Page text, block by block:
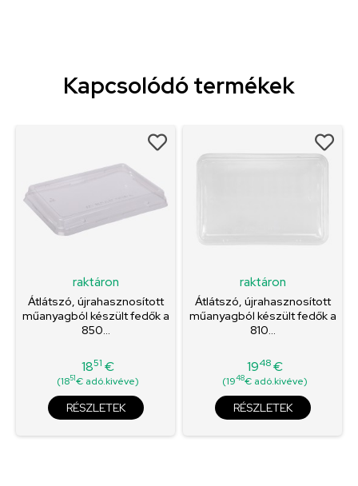
Kapcsolódó termékek
raktáron
Átlátszó, újrahasznosított
műanyagból készült fedők a
850...
Ár
1851 €
(1851€ adó.kivéve)
RÉSZLETEK
raktáron
Átlátszó, újrahasznosított
műanyagból készült fedők a
810...
Ár
1948€
(1948€ adó.kivéve)
RÉSZLETEK